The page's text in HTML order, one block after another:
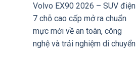
Volvo EX90 2026 – SUV điện
7 chỗ cao cấp mở ra chuẩn
mực mới về an toàn, công
nghệ và trải nghiệm di chuyển